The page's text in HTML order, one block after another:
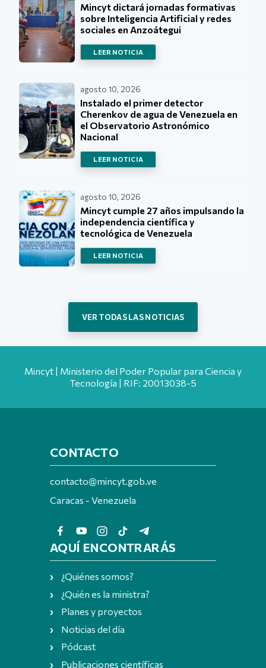
Mincyt dictará jornadas formativas
sobre Inteligencia Artificial y redes
sociales en Anzoátegui
LEER NOTICIA
agosto 10, 2026
Instalado el primer detector
Cherenkov de agua de Venezuela en
el Observatorio Astronómico
Nacional
LEER NOTICIA
agosto 10, 2026
Mincyt cumple 27 años impulsando la
independencia científica y
tecnológica de Venezuela
LEER NOTICIA
VER TODAS LAS NOTICIAS
Mincyt | Ministerio del Poder Popular para Ciencia y
Tecnología | RIF: 20013038-5
CONTACTO
contacto@mincyt.gob.ve
Caracas - Venezuela
AQUÍ ENCONTRARÁS
¿Quiénes somos?
¿Quién es la ministra?
Planes y proyectos
Noticias del día
Pódcast
Publicaciones científicas